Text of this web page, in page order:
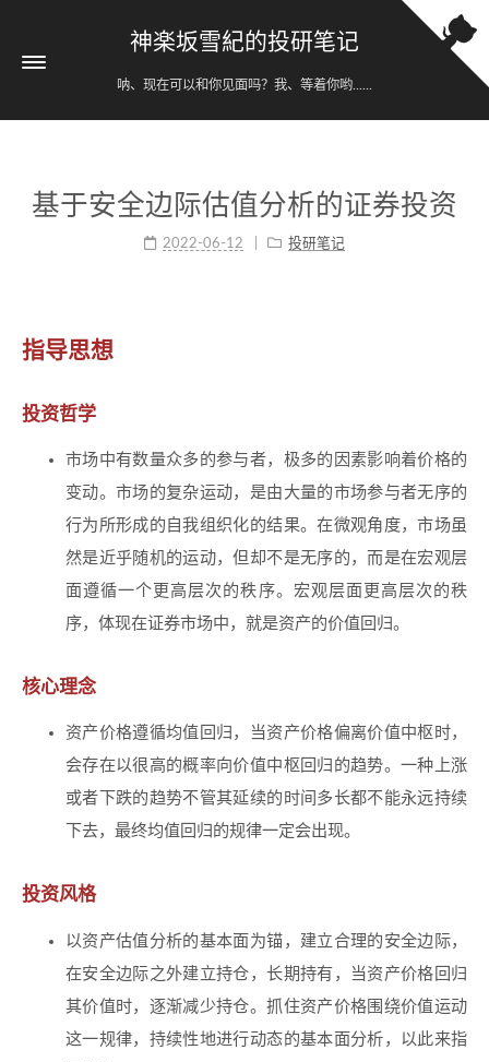
神楽坂雪紀的投研笔记
呐、现在可以和你见面吗？我、等着你哟......
基于安全边际估值分析的证券投资
2022-06-12 投研笔记
指导思想
投资哲学
市场中有数量众多的参与者，极多的因素影响着价格的
变动。市场的复杂运动，是由大量的市场参与者无序的
行为所形成的自我组织化的结果。在微观角度，市场虽
然是近乎随机的运动，但却不是无序的，而是在宏观层
面遵循一个更高层次的秩序。宏观层面更高层次的秩
序，体现在证券市场中，就是资产的价值回归。
核心理念
资产价格遵循均值回归，当资产价格偏离价值中枢时，
会存在以很高的概率向价值中枢回归的趋势。一种上涨
或者下跌的趋势不管其延续的时间多长都不能永远持续
下去，最终均值回归的规律一定会出现。
投资风格
以资产估值分析的基本面为锚，建立合理的安全边际，
在安全边际之外建立持仓，长期持有，当资产价格回归
其价值时，逐渐减少持仓。抓住资产价格围绕价值运动
这一规律，持续性地进行动态的基本面分析，以此来指